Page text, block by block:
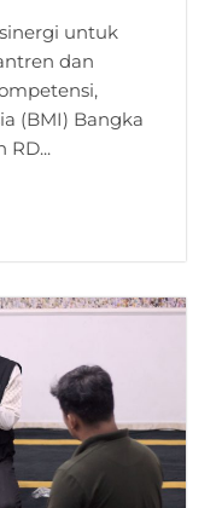
untuk
dan
(BMI) Bangka
RD...